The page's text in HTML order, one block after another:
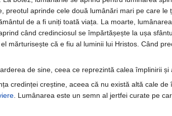
aprinde cele două lumânări mari pe care le
de a fi uniți toată viața. La moarte,
când credinciosul se împărtășește la ușa
mărturisește că e fiu al luminii lui Hristos. Când
de sine, ceea ce reprezintă calea împlinirii și
credinței creștine, aceea că nu există altă cale
. Lumânarea este un semn al jertfei curate pe